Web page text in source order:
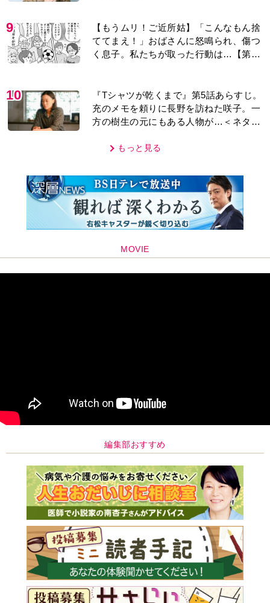
9
【もうムリ！ご近所姑】「こんなもん捨
ててまえ！」おばさんに怒鳴られ、傷つ
く息子。私たちが取った行動は…【第3
10
『Tシャツが乾くまで』第5話あらすじ。
充のメモを頼りに長野を訪ねた咲子。一
方の樹生の元にもある人物が…＜ネタバ
もっと見る
MOVIE
編集部おすすめ